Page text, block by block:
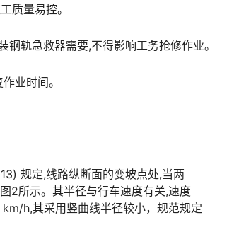
质量易控。
轨急救器需要,不得影响工务抢修作业。
业时间。
规定,线路纵断面的变坡点处,当两
2所示。其半径与行车速度有关,速度
h,其采用竖曲线半径较小，规范规定